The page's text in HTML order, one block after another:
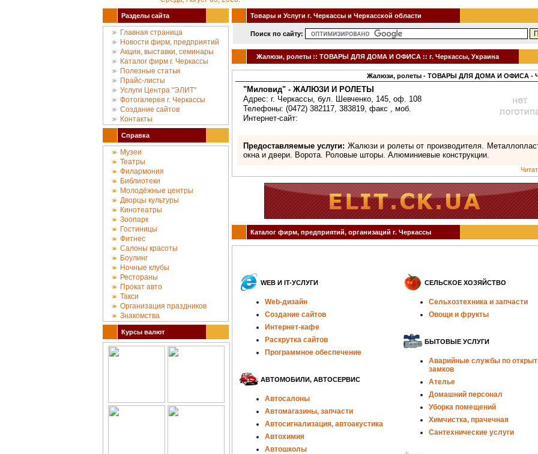
Разделы сайта
Главная страница
Новости фирм, предприятий
Акции, выставки, семинары
Каталог фирм г. Черкассы
Полезные статьи
Прайс-листы
Услуги Центра "ЭЛИТ"
Фотогалерея г. Черкассы
Создание сайтов
Контакты
Справка
Музеи
Театры
Филармония
Библиотеки
Молодёжные центры
Дворцы культуры
Кинотеатры
Зоопарк
Гостиницы
Фитнес
Салоны красоты
Боулинг
Ночные клубы
Рестораны
Прокат авто
Такси
Организация праздников
Знакомства
Курсы валют
Товары и Услуги г. Черкассы и Черкасской области
Поиск по сайту:
Жалюзи, ролеты :: ТОВАРЫ ДЛЯ ДОМА И ОФИСА :: г. Черкассы, Украина
Жалюзи, ролеты - ТОВАРЫ ДЛЯ ДОМА И ОФИСА -
"Миловид" - ЖАЛЮЗИ И РОЛЕТЫ
Адрес: г. Черкассы, бул. Шевченко, 145, оф. 108
Телефоны: (0472) 382117, 383819, факс , моб.
Интернет-сайт:
Предоставляемые услуги: Жалюзи и ролеты от производителя.
окна и двери. Ворота. Роловые шторы. Алюминиевые конструкции.
Каталог фирм, предприятий, организаций г. Черкассы
WEB И IT-УСЛУГИ
Web-дизайн
Создание сайтов
Интернет-кафе
Раскрутка сайтов
Программное обеспечение
АВТОМОБИЛИ, АВТОСЕРВИС
Автосалоны
Автомагазины, запчасти
Автосигнализация, автоакустика
Автохимия
Автошколы
СЕЛЬСКОЕ ХОЗЯЙСТВО
Сельхозтехника и запчасти
Овощи и фрукты
БЫТОВЫЕ УСЛУГИ
Аварийные службы по
замков
Ателье
Домашний персонал
Уборка помещений
Химчистка, прачечная
Сантехнические услуги